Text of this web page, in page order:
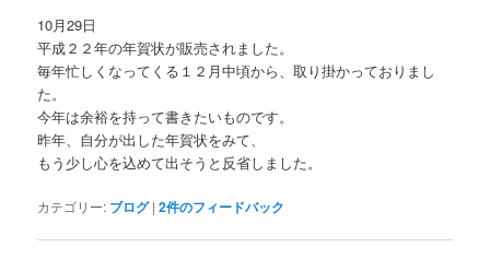
ョ
ン
10月29日
平成２２年の年賀状が販売されました。
毎年忙しくなってくる１２月中頃から、取り掛かっておりまし
た。
今年は余裕を持って書きたいものです。
昨年、自分が出した年賀状をみて、
もう少し心を込めて出そうと反省しました。
カテゴリー: ブログ |2件のフィードバック